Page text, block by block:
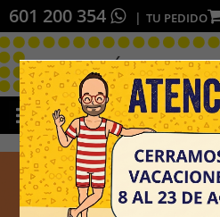
601 200 354 TU PEDIDO